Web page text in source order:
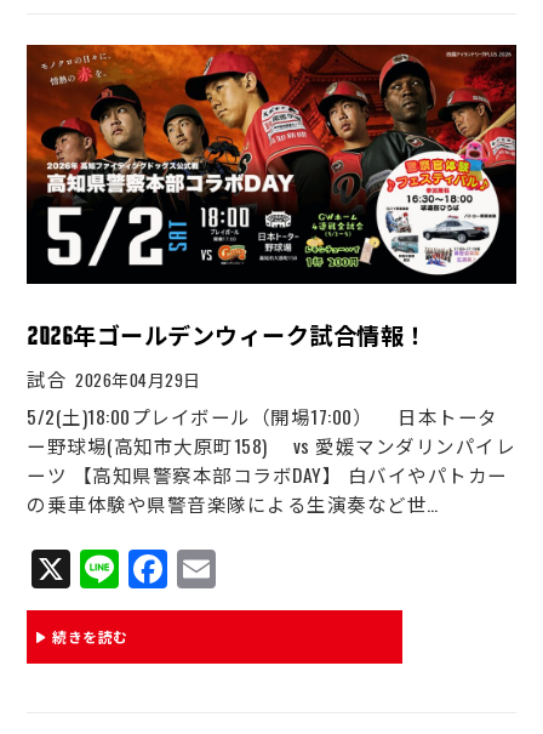
2026年ゴールデンウィーク試合情報！
試合 2026年04月29日
5/2(土)18:00プレイボール（開場17:00） 日本トータ
ー野球場(高知市大原町158) vs 愛媛マンダリンパイレ
ーツ 【高知県警察本部コラボDAY】 白バイやパトカー
の乗車体験や県警音楽隊による生演奏など世…
X Li
ne
Fa
ce m
続きを読む